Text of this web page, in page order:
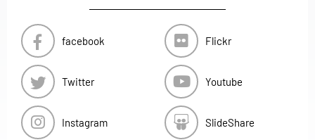
facebook
Twitter
Instagram
Flickr
Youtube
SlideShare